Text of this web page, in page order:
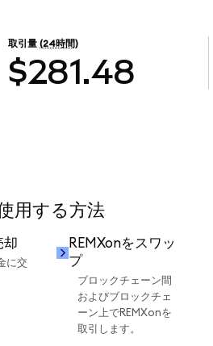
取引量 (24時間)
$281.48
する方法
却
に交
REMXonをスワッ
プ
ブロックチェーン間
およびブロックチェ
ーン上でREMXonを
取引します。